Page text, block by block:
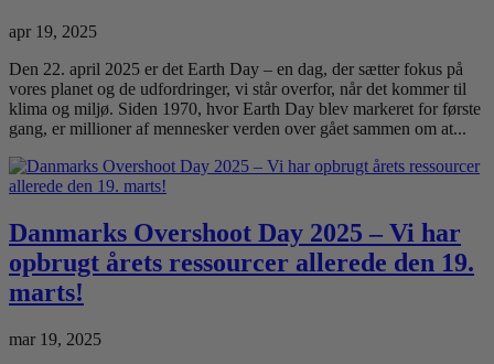
apr 19, 2025
Den 22. april 2025 er det Earth Day – en dag, der sætter fokus på
vores planet og de udfordringer, vi står overfor, når det kommer til
klima og miljø. Siden 1970, hvor Earth Day blev markeret for første
gang, er millioner af mennesker verden over gået sammen om at...
Danmarks Overshoot Day 2025 – Vi har
opbrugt årets ressourcer allerede den 19.
marts!
mar 19, 2025